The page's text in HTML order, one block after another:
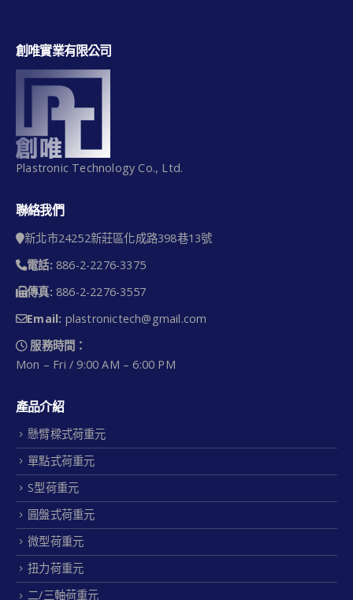
創唯實業有限公司
Plastronic Technology Co., Ltd.
聯絡我們
新北市24252新莊區化成路398巷13號
電話: 886-2-2276-3375
傳真: 886-2-2276-3557
Email: plastronictech@gmail.com
服務時間：
Mon – Fri / 9:00 AM – 6:00 PM
產品介紹
懸臂樑式荷重元
單點式荷重元
S型荷重元
圓盤式荷重元
微型荷重元
扭力荷重元
二/三軸荷重元